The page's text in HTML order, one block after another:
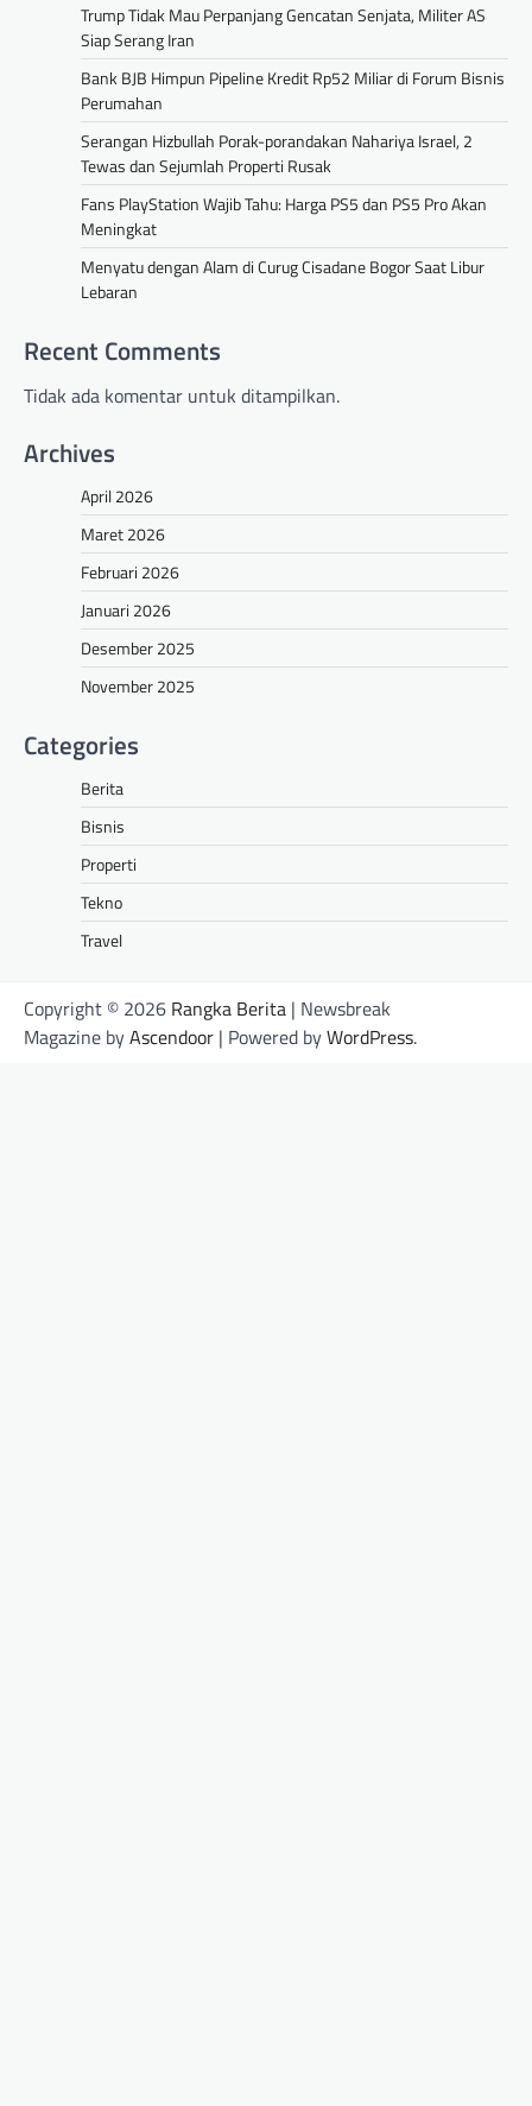
Trump Tidak Mau Perpanjang Gencatan Senjata, Militer AS
Siap Serang Iran
Bank BJB Himpun Pipeline Kredit Rp52 Miliar di Forum Bisnis
Perumahan
Serangan Hizbullah Porak-porandakan Nahariya Israel, 2
Tewas dan Sejumlah Properti Rusak
Fans PlayStation Wajib Tahu: Harga PS5 dan PS5 Pro Akan
Meningkat
Menyatu dengan Alam di Curug Cisadane Bogor Saat Libur
Lebaran
Recent Comments
Tidak ada komentar untuk ditampilkan.
Archives
April 2026
Maret 2026
Februari 2026
Januari 2026
Desember 2025
November 2025
Categories
Berita
Bisnis
Properti
Tekno
Travel
Copyright © 2026 Rangka Berita | Newsbreak
Magazine byAscendoor | Powered byWordPress.